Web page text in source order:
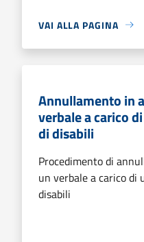
VAI ALLA PAGINA
Annullamento in
verbale a carico
di disabili
Procedimento di
un verbale a carico di
disabili